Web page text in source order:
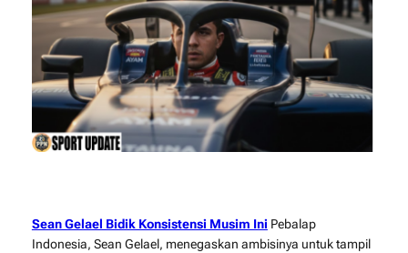
Sean Gelael Bidik Konsistensi Musim Ini Pebalap
Indonesia, Sean Gelael, menegaskan ambisinya untuk tampil